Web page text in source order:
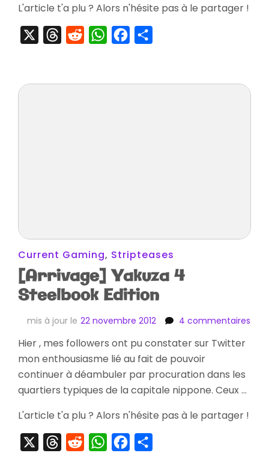
L'article t'a plu ? Alors n'hésite pas à le partager !
ThreadsRedditWhatsAppFacebook
Current Gaming, Stripteases
[Arrivage] Yakuza 4
Steelbook Edition
mis à jour le 22 novembre 2012 4 commentaires
Hier , mes followers ont pu constater sur Twitter
mon enthousiasme lié au fait de pouvoir
continuer à déambuler par procuration dans les
quartiers typiques de la capitale nippone. Ceux …
L'article t'a plu ? Alors n'hésite pas à le partager !
ThreadsRedditWhatsAppFacebook